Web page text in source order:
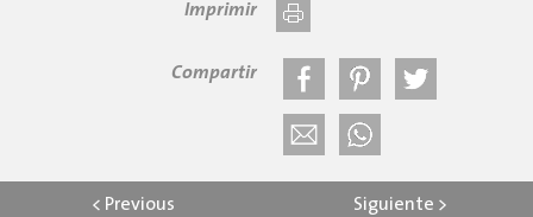
Imprimir
Compartir
< Previous Siguiente >